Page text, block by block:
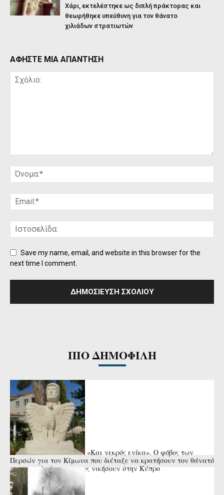
Χάρι, εκτελέστηκε ως διπλή πράκτορας και
θεωρήθηκε υπεύθυνη για τον θάνατο
χιλιάδων στρατιωτών
ΑΦΗΣΤΕ ΜΙΑ ΑΠΑΝΤΗΣΗ
Save my name, email, and website in this browser for the
next time I comment.
ΠΙΟ ΔΗΜΟΦΙΛΗ
«Και νεκρός ενίκα». Ο φόβος των
Περσών για τον Κίμωνα που διέταξε να κρατήσουν τον θάνατό
του κρυφό μέχρι να τους νικήσουν στην Κύπρο